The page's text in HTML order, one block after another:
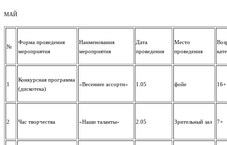
МАЙ
№
Форма проведения
мероприятия
Наименования
мероприятия
Дата
проведения
Место
проведения
1
Конкурсная программа
(дискотека)
«Весеннее ассорти» 1.05 фойе 16+
2 Час творчества «Наши таланты» 2.05 Зрительный зал 7+